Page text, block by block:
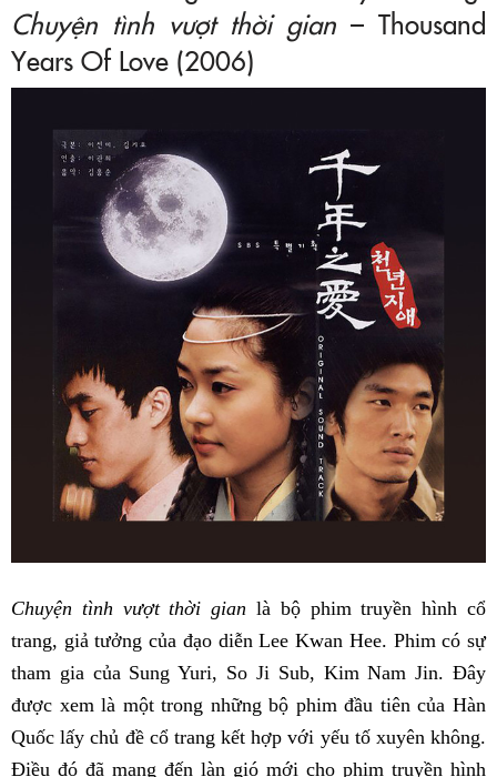
Chuyện tình vượt thời gian – Thousand
Years Of Love (2006)
Chuyện tình vượt thời gian là bộ phim truyền hình cổ
trang, giả tưởng của đạo diễn Lee Kwan Hee. Phim có sự
tham gia của Sung Yuri, So Ji Sub, Kim Nam Jin. Đây
được xem là một trong những bộ phim đầu tiên của Hàn
Quốc lấy chủ đề cổ trang kết hợp với yếu tố xuyên không.
Điều đó đã mang đến làn gió mới cho phim truyền hình